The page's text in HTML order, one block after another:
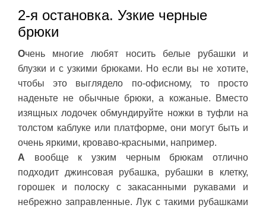
2-я остановка. Узкие черные
брюки
Очень многие любят носить белые рубашки и
блузки и с узкими брюками. Но если вы не хотите,
чтобы это выглядело по-офисному, то просто
наденьте не обычные брюки, а кожаные. Вместо
изящных лодочек обмундируйте ножки в туфли на
толстом каблуке или платформе, они могут быть и
очень яркими, кроваво-красными, например.
А вообще к узким черным брюкам отлично
подходит джинсовая рубашка, рубашки в клетку,
горошек и полоску с закасанными рукавами и
небрежно заправленные. Лук с такими рубашками